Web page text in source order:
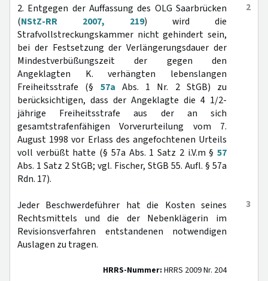
2
2. Entgegen der Auffassung des OLG Saarbrücken
(NStZ-RR 2007, 219) wird die
Strafvollstreckungskammer nicht gehindert sein,
bei der Festsetzung der Verlängerungsdauer der
Mindestverbüßungszeit der gegen den
Angeklagten K. verhängten lebenslangen
Freiheitsstrafe (§ 57a Abs. 1 Nr. 2 StGB) zu
berücksichtigen, dass der Angeklagte die 4 1/2-
jährige Freiheitsstrafe aus der an sich
gesamtstrafenfähigen Vorverurteilung vom 7.
August 1998 vor Erlass des angefochtenen Urteils
voll verbüßt hatte (§ 57a Abs. 1 Satz 2 i.V.m § 57
Abs. 1 Satz 2 StGB; vgl. Fischer, StGB 55. Aufl. § 57a
Rdn. 17).
3
Jeder Beschwerdeführer hat die Kosten seines
Rechtsmittels und die der Nebenklägerin im
Revisionsverfahren entstandenen notwendigen
Auslagen zu tragen.
HRRS-Nummer: HRRS 2009 Nr. 204